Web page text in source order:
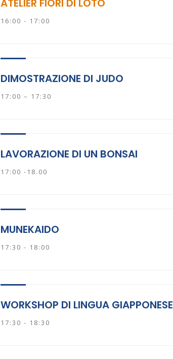
ATELIER FIORI DI LOTO
16:00 - 17:00
DIMOSTRAZIONE DI JUDO
17:00 – 17:30
LAVORAZIONE DI UN BONSAI
17:00 -18.00
MUNEKAIDO
17:30 - 18:00
WORKSHOP DI LINGUA GIAPPONESE
17:30 - 18:30